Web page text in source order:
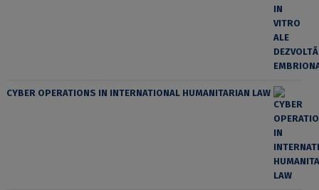
CYBER OPERATIONS IN INTERNATIONAL HUMANITARIAN LAW